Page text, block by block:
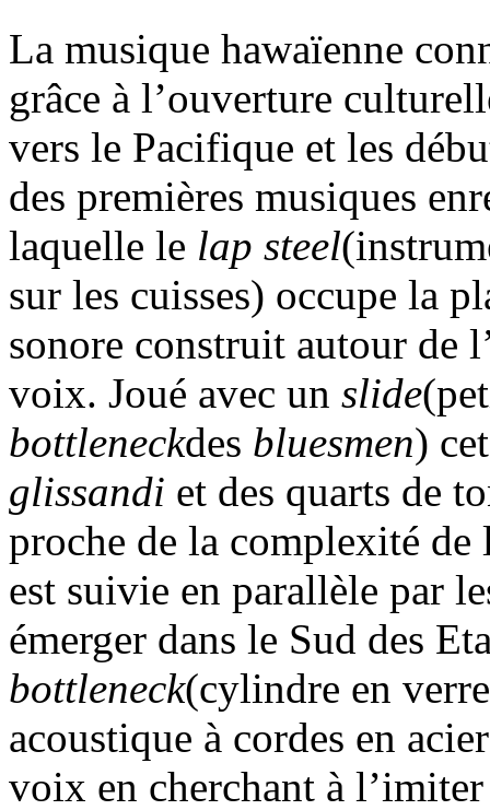
La musique hawaïenne
grâce à l’ouverture
vers le Pacifique et les
des premières musiques
laquelle le lap steel
sur les cuisses) occupe la
sonore construit autour de
voix. Joué avec un slide
bottleneckdes bluesmen)
glissandi et des quarts de
proche de la complexité
est suivie en parallèle par
émerger dans le Sud des
bottleneck(cylindre en
acoustique à cordes en
voix en cherchant à